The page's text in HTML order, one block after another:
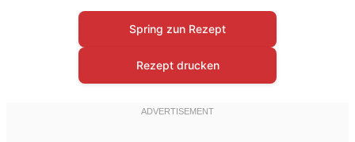
Spring zun Rezept
Rezept drucken